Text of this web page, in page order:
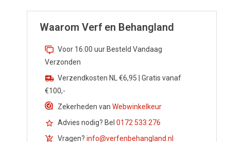
Waarom Verf en Behangland
Voor 16.00 uur Besteld Vandaag
Verzonden
Verzendkosten NL €6,95 | Gratis vanaf
€100,-
Zekerheden van Webwinkelkeur
Advies nodig? Bel 0172 533 276
Vragen? info@verfenbehangland.nl